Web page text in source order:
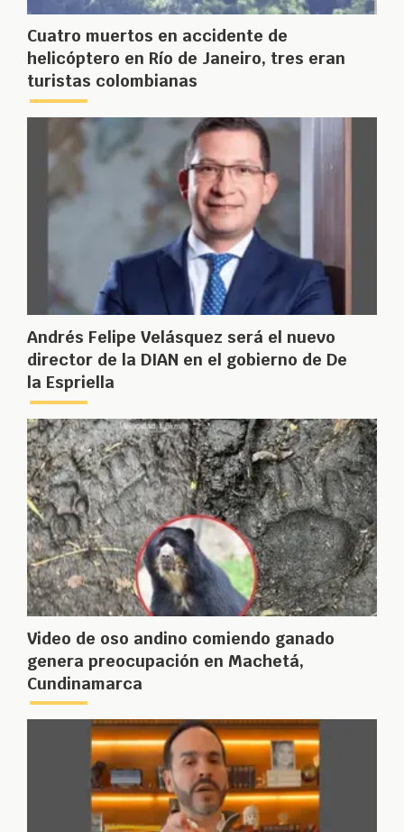
Cuatro muertos en accidente de
helicóptero en Río de Janeiro, tres eran
turistas colombianas
Andrés Felipe Velásquez será el nuevo
director de la DIAN en el gobierno de De
la Espriella
Video de oso andino comiendo ganado
genera preocupación en Machetá,
Cundinamarca